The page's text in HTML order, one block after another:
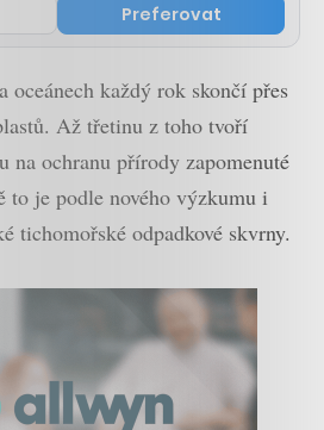
Preferovat
oceánech každý rok skončí přes
Až třetinu z toho tvoří
na ochranu přírody zapomenuté
to je podle nového výzkumu i
tichomořské odpadkové skvrny.